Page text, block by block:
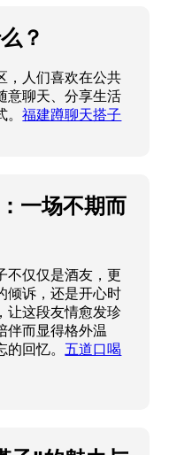
？
，人们喜欢在公共
意聊天、分享生活
。福建蹲聊天搭子
一场不期而
不仅仅是酒友，更
倾诉，还是开心时
让这段友情愈发珍
伴而显得格外温
回忆。 五道口喝